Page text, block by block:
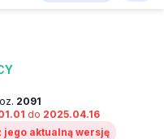
2091
do 2025.04.16
jego aktualną wersję